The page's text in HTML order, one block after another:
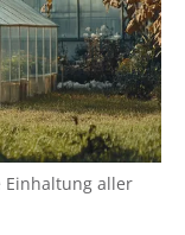
Einhaltung aller